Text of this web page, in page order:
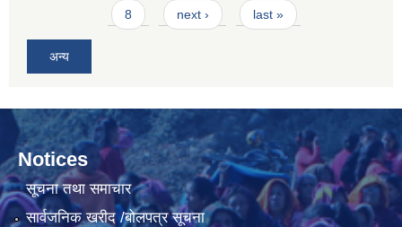
8 next › last »
अन्य
Notices
सूचना तथा समाचार
सार्वजनिक खरीद /बोलपत्र सूचना